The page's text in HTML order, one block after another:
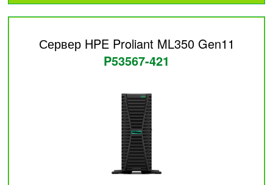
Сервер HPE Proliant ML350 Gen11
P53567-421